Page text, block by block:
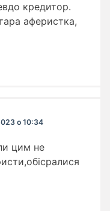
кредитор.
аферистка,
о 10:34
цим не